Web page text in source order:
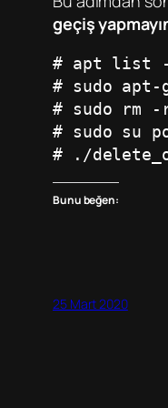
geçiş
# apt list
# sudo apt-
# sudo rm
# sudo su
# ./
Bunu beğen:
25 Mart 2020